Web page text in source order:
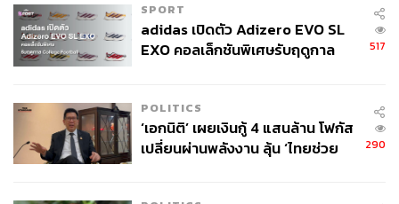
SPORT
adidas เปิดตัว Adizero EVO SL
EXO คอลเล็กชันพิเศษรับฤดูกาล
517
POLITICS
‘เอกนิติ’ เผยเงินกู้ 4 แสนล้าน โฟกัส
เปลี่ยนผ่านพลังงาน ลุ้น ‘ไทยช่วย
290